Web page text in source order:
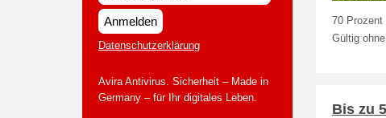
Anmelden
Datenschutzerklärung
Avira Antivirus. Sicherheit – Made in
Germany – für Ihr digitales Leben.
70
Gültig
Bis zu